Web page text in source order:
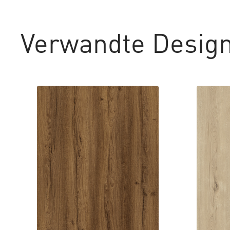
Verwandte